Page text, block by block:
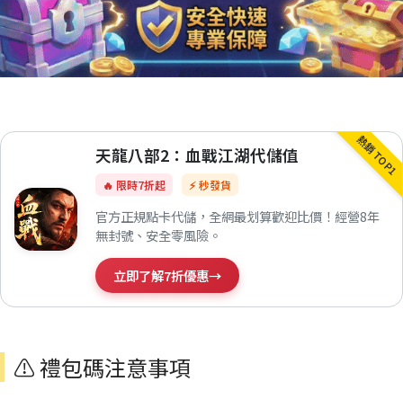
熱銷 TOP1
天龍八部2：血戰江湖代儲值
🔥 限時7折起 ⚡ 秒發貨
官方正規點卡代儲，全網最划算歡迎比價！經營8年
無封號、安全零風險。
立即了解7折優惠→
⚠️ 禮包碼注意事項